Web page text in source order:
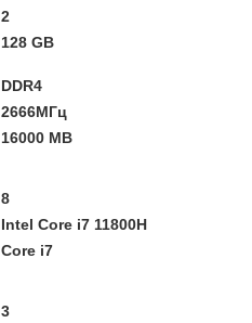
2
128 GB
DDR4
2666МГц
16000 MB
8
Intel Core i7 11800H
Core i7
3